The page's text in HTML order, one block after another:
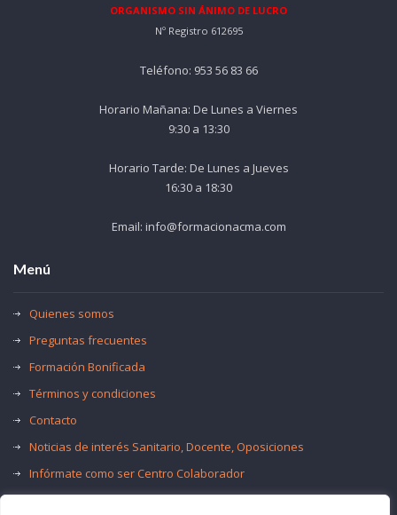
ORGANISMO SIN ÁNIMO DE LUCRO
Nº Registro 612695
Teléfono: 953 56 83 66
Horario Mañana: De Lunes a Viernes
9:30 a 13:30
Horario Tarde: De Lunes a Jueves
16:30 a 18:30
Email: info@formacionacma.com
Menú
Quienes somos
Preguntas frecuentes
Formación Bonificada
Términos y condiciones
Contacto
Noticias de interés Sanitario, Docente, Oposiciones
Infórmate como ser Centro Colaborador